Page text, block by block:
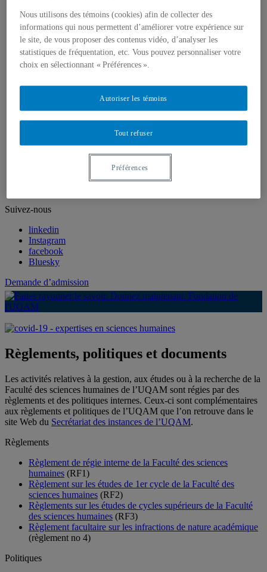
2e et 3e cycles
Écoles d’été
Recherche
Thématiques prioritaires de la recherche 2026-2031
Regroupements et infrastructures de recherche
Soutien et financement
Publications scientifiques
Soutien financier
2e cycle – Maîtrise
3e cycle – Doctorat
Suivez-nous
linkedin
Instagram
facebook
Bluesky
Demande d’admission
Règlements, politiques et documents
Les activités relatives à la gestion, aux études ou à la recherche de la
Faculté des sciences humaines de l’UQAM sont régies par des
règlements et des politiques internes. Ceux-ci sont complémentaires
aux règlements et politiques de l’UQAM que l’on retrouve dans le
site Web du Secrétariat des instances de l’UQAM.
Règlements
Règlement de régie interne de la Faculté des sciences
humaines (RF1)
Règlement sur les études de 1er cycle de la Faculté des
sciences humaines (RF2)
Règlements sur les études de cycles supérieurs de la Faculté
des sciences humaines (RF3)
Règlement facultaire sur les infractions de nature académique
(règlement no 4)
Politiques
Nous utilisons des témoins (cookies) afin de collecter des
informations qui nous permettent d’améliorer votre expérience sur
le site, de vous proposer des contenus vidéo, d’analyser les
statistiques de fréquentation, etc. Vous pouvez personnaliser votre
choix en sélectionnant « Préférences ».
Tout refuser
Autoriser les témoins
Préférences